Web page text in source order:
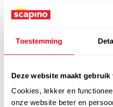
Toestemming
Deze website maakt gebruik
Cookies, lekker en
onze website beter en